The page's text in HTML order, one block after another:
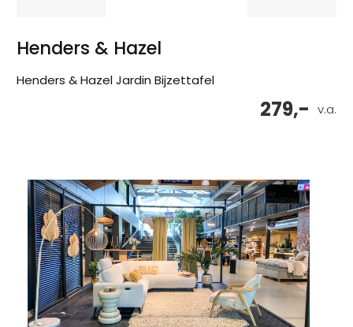
Henders & Hazel
Henders & Hazel Jardin Bijzettafel
v.a.
279,-